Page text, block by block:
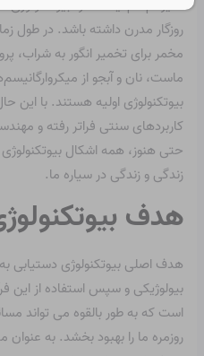
علیرغم نام آینده نگر،
روزگار مدرن داشته باشد. در طول
مخمر برای تخمیر انگور به شراب،
ماست، نان و آبجو از
بیوتکنولوژی اولیه هستند. با این
کاربردهای سنتی فراتر رفته و
حتی هنوز، همه اشکال
زندگی و زندگی در سیاره ما.
هدف
هدف اصلی بیوتکنولوژی دستیابی
بیولوژیکی و سپس استفاده از این
است که به طور بالقوه می تواند
روزمره ما را بهبود بخشد. به عنوان